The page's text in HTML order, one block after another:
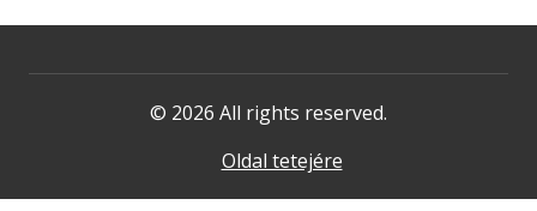
© 2026 All rights reserved.
Oldal tetejére